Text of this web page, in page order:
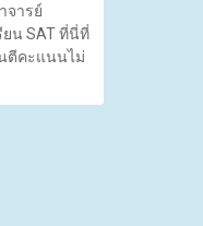
จารย์
น SAT ที่นี่ที่
ตีคะแนนไม่